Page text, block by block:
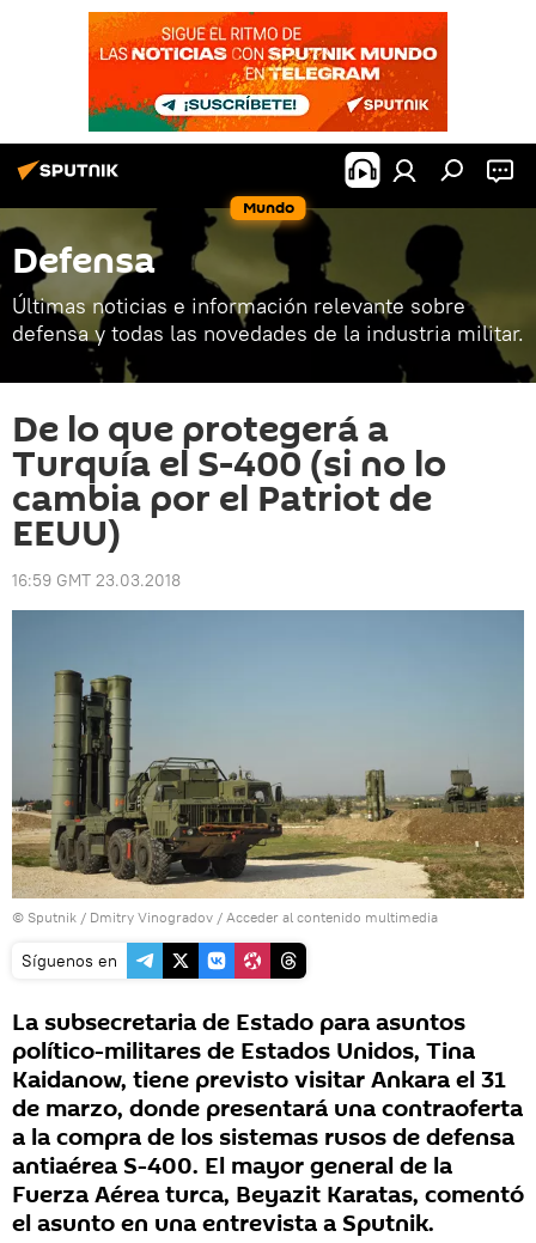
Mundo
Defensa
Últimas noticias e información relevante sobre
defensa y todas las novedades de la industria militar.
De lo que protegerá a
Turquía el S-400 (si no lo
cambia por el Patriot de
EEUU)
16:59 GMT 23.03.2018
© Sputnik / Dmitry Vinogradov / Acceder al contenido multimedia
Síguenos en
La subsecretaria de Estado para asuntos
político-militares de Estados Unidos, Tina
Kaidanow, tiene previsto visitar Ankara el 31
de marzo, donde presentará una contraoferta
a la compra de los sistemas rusos de defensa
antiaérea S-400. El mayor general de la
Fuerza Aérea turca, Beyazit Karatas, comentó
el asunto en una entrevista a Sputnik.